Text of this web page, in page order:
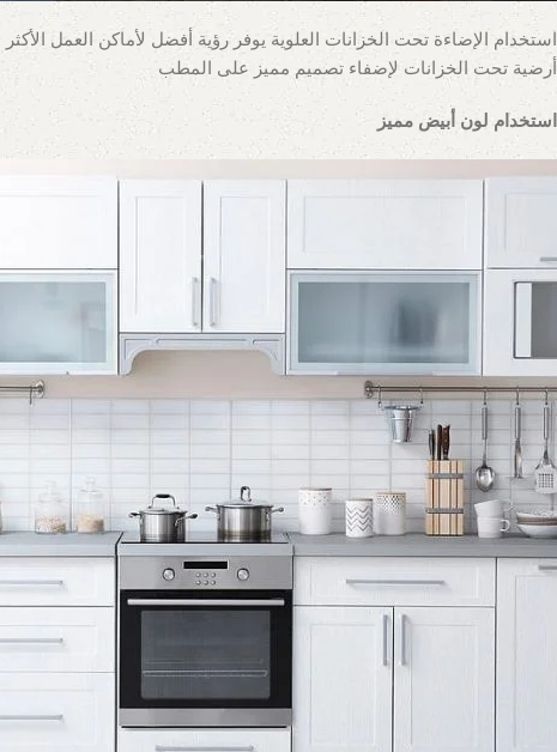
أرضية تحت الخزانات لإضفاء تصميم مميز على المطب
استخدام لون أبيض مميز